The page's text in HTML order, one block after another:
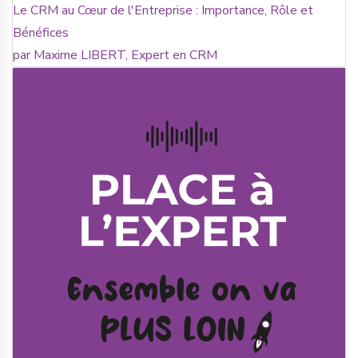
Le CRM au Cœur de l'Entreprise : Importance, Rôle et
Bénéfices
par Maxime LIBERT, Expert en CRM